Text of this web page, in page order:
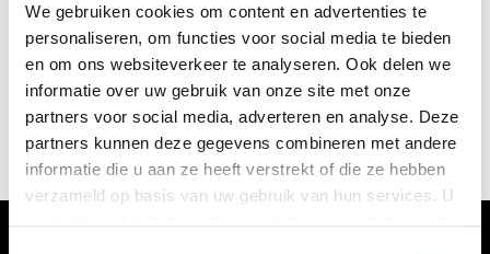
We gebruiken cookies om content en advertenties te
personaliseren, om functies voor social media te bieden
en om ons websiteverkeer te analyseren. Ook delen we
informatie over uw gebruik van onze site met onze
partners voor social media, adverteren en analyse. Deze
partners kunnen deze gegevens combineren met andere
informatie die u aan ze heeft verstrekt of die ze hebben
verzameld op basis van uw gebruik van hun services. U
‘Siet daer, dat geef ik u’. Met die woorden smeet de dronkenlap
een bosje gras waarmee hij net z’n gat had afgeveegd naar
Weyntje Schouten, de keurige vrouw van de Amsterdamse
koopman Pieter Gerritsz Hooft. Het was op een zomeravond in
1639 en het gebeurde in de tuin van herberg De Hulk bij de
Gaasp.